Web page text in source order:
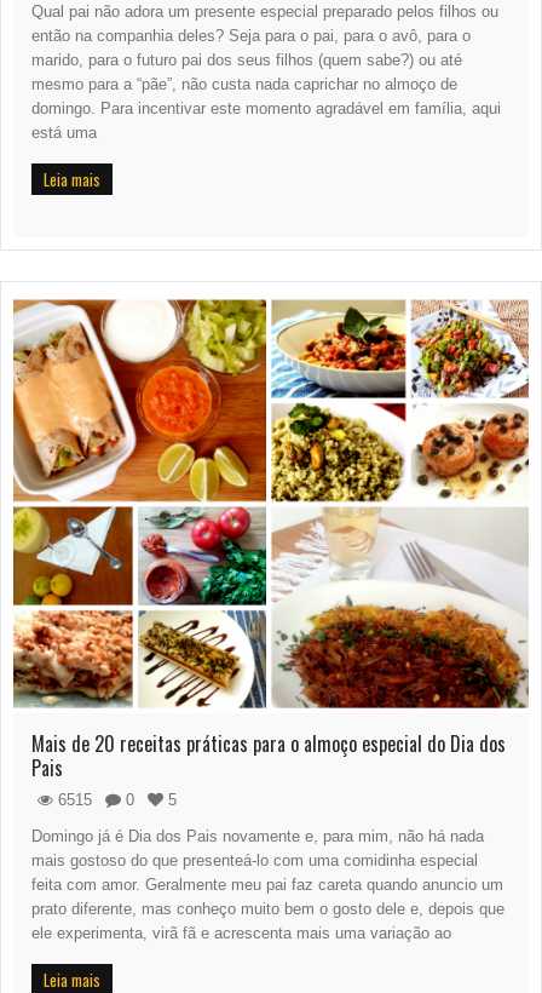
Qual pai não adora um presente especial preparado pelos filhos ou
então na companhia deles? Seja para o pai, para o avô, para o
marido, para o futuro pai dos seus filhos (quem sabe?) ou até
mesmo para a “pãe”, não custa nada caprichar no almoço de
domingo. Para incentivar este momento agradável em família, aqui
está uma
Leia mais
Mais de 20 receitas práticas para o almoço especial do Dia dos
Pais
6515 0
5
Domingo já é Dia dos Pais novamente e, para mim, não há nada
mais gostoso do que presenteá-lo com uma comidinha especial
feita com amor. Geralmente meu pai faz careta quando anuncio um
prato diferente, mas conheço muito bem o gosto dele e, depois que
ele experimenta, virã fã e acrescenta mais uma variação ao
Leia mais